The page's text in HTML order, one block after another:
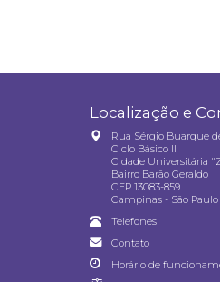
Localização e
Rua Sérgio Buarque
Ciclo Básico II
Cidade Universitária
Bairro Barão Geraldo
CEP 13083-859
Campinas - São Paulo
Telefones
Contato
Horário de